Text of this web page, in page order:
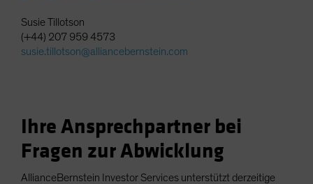
Susie Tillotson
(+44) 207 959 4573
susie.tillotson@alliancebernstein.com
Ihre Ansprechpartner bei
Fragen zur Abwicklung
AllianceBernstein Investor Services unterstützt derzeitige